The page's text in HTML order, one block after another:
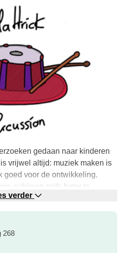
gedaan naar kinderen
vrijwel altijd: muziek maken is
goed voor de ontwikkeling.
schijnen zelfs beter te
spelen samen met andere
bevordert zo de sociale
wordt geoefend door het
verder
268